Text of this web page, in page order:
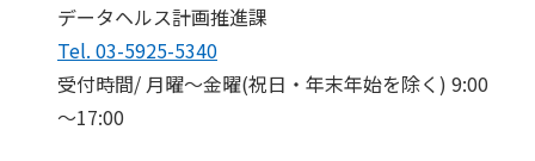
データヘルス計画推進課
Tel. 03-5925-5340
受付時間/ 月曜～金曜(祝日・年末年始を除く) 9:00
～17:00